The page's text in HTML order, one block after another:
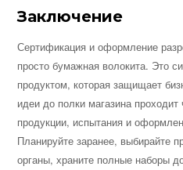
Заключение
Сертификация и оформление
просто бумажная волокита. Это
продуктом, которая защищает
идеи до полки магазина
продукции, испытания и
Планируйте заранее, выбирайте
органы, храните полные наборы